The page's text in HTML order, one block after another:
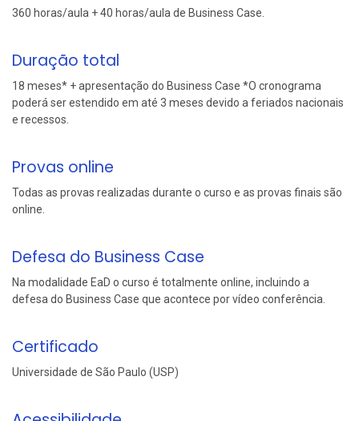
360 horas/aula + 40 horas/aula de Business Case.
Duração total
18 meses* + apresentação do Business Case *O cronograma
poderá ser estendido em até 3 meses devido a feriados nacionais
e recessos.
Provas online
Todas as provas realizadas durante o curso e as provas finais são
online.
Defesa do Business Case
Na modalidade EaD o curso é totalmente online, incluindo a
defesa do Business Case que acontece por vídeo conferência.
Certificado
Universidade de São Paulo (USP)